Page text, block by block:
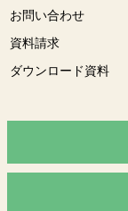
お問い合わせ
資料請求
ダウンロード資料